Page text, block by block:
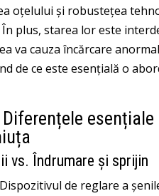
oțelului și robustețea
plus, starea lor este
va cauza încărcare
de ce este esențială o
vs. Îndrumare și sprijin
de reglare a